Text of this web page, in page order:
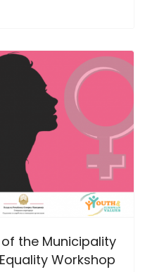
the Municipality
Workshop